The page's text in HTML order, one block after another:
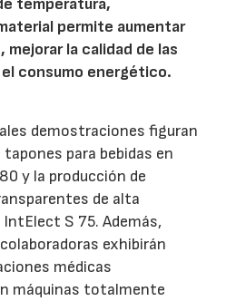
permite aumentar
mejorar la calidad de las
consumo energético.
demostraciones figuran
para bebidas en
y la producción de
de alta
S 75. Además,
exhibirán
médicas
máquinas totalmente